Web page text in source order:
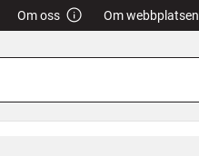
Om oss Om webbplatsen